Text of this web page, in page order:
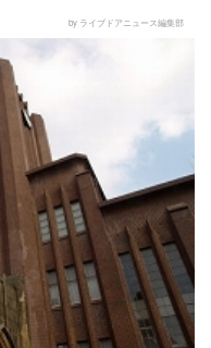
by ライブドアニュース編集部